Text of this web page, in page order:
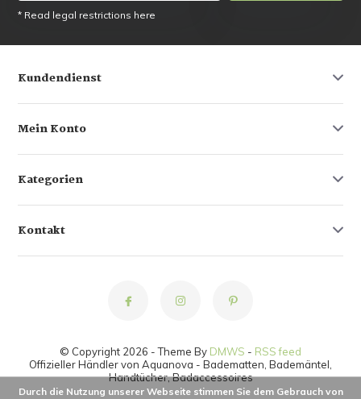
* Read legal restrictions here
Kundendienst
Mein Konto
Kategorien
Kontakt
© Copyright 2026 - Theme By DMWS - RSS feed
Offizieller Händler von Aquanova - Badematten, Bademäntel,
Handtücher, Badaccessoires
Durch die Nutzung unserer Webseite stimmen Sie dem Gebrauch von